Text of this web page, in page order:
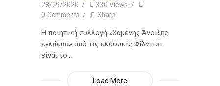
28/09/2020
330 Views
0 Comments Share
Η ποιητική συλλογή «Χαμένης Άνοιξης
εγκώμια» από τις εκδόσεις Φίλντισι
είναι το…
Load More